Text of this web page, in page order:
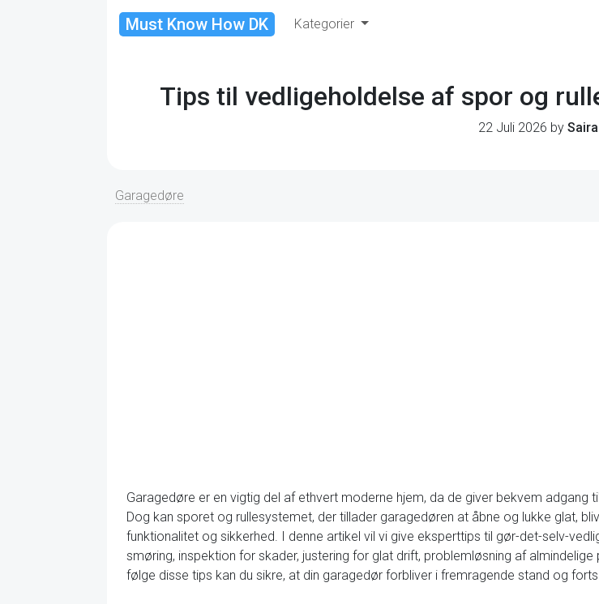
Must Know How DK Kategorier
Tips til vedligeholdelse af spor og
22 Juli 2026 by Saira
Garagedøre
Garagedøre er en vigtig del af ethvert moderne hjem, da de giver bekvem
Dog kan sporet og rullesystemet, der tillader garagedøren at åbne og lukke glat,
funktionalitet og sikkerhed. I denne artikel vil vi give eksperttips til gør-det-selv-
smøring, inspektion for skader, justering for glat drift, problemløsning af
følge disse tips kan du sikre, at din garagedør forbliver i fremragende stand og